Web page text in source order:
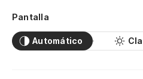
Pantalla
Automático